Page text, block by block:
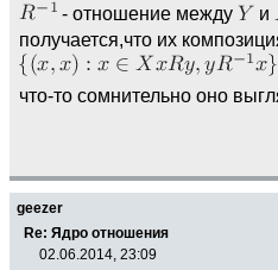
- отношение между
и
получается,что их
что-то сомнительно оно
geezer
Re: Ядро отношения
02.06.2014, 23:09